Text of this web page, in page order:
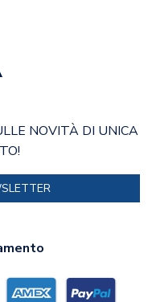
NOVITÀ DI UNICA